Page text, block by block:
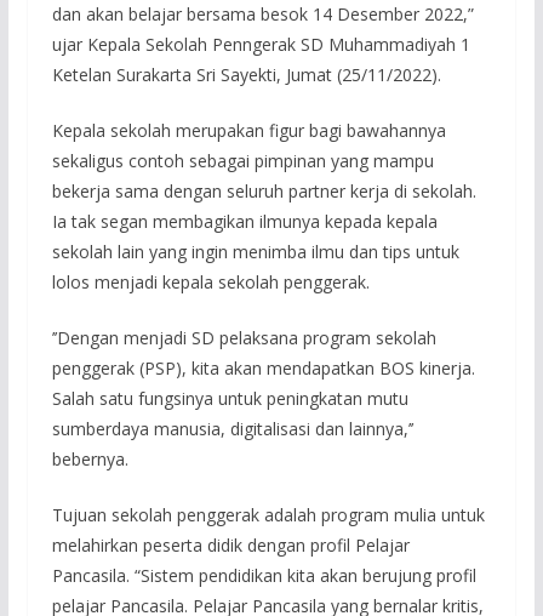
dan akan belajar bersama besok 14 Desember 2022,”
ujar Kepala Sekolah Penngerak SD Muhammadiyah 1
Ketelan Surakarta Sri Sayekti, Jumat (25/11/2022).
Kepala sekolah merupakan figur bagi bawahannya
sekaligus contoh sebagai pimpinan yang mampu
bekerja sama dengan seluruh partner kerja di sekolah.
Ia tak segan membagikan ilmunya kepada kepala
sekolah lain yang ingin menimba ilmu dan tips untuk
lolos menjadi kepala sekolah penggerak.
’’Dengan menjadi SD pelaksana program sekolah
penggerak (PSP), kita akan mendapatkan BOS kinerja.
Salah satu fungsinya untuk peningkatan mutu
sumberdaya manusia, digitalisasi dan lainnya,’’
bebernya.
Tujuan sekolah penggerak adalah program mulia untuk
melahirkan peserta didik dengan profil Pelajar
Pancasila. “Sistem pendidikan kita akan berujung profil
pelajar Pancasila. Pelajar Pancasila yang bernalar kritis,